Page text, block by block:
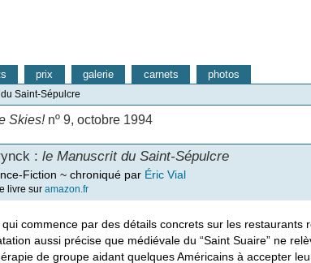
prix galerie carnets photos
Saint-Sépulcre
Skies!nº 9, octobre 1994
:le Manuscrit du Saint-Sépulcre
Fiction ~ chroniqué par Éric Vial
livre suramazon.fr
qui commence par des détails concrets sur les
aussi précise que médiévale du “Saint Suaire” ne
de groupe aidant quelques Américains à accepter